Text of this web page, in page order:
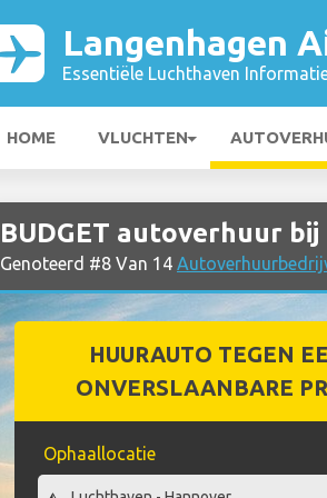
Langenhagen
Essentiële Luchthaven
HOME VLUCHTEN
BUDGET autoverhuur
Genoteerd #8 Van 14
HUURAUTO TEGEN
ONVERSLAANBARE
Ophaallocatie